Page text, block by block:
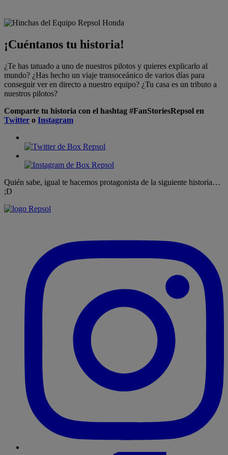
¡Cuéntanos tu historia!
¿Te has tatuado a uno de nuestros pilotos y quieres explicarlo al
mundo? ¿Has hecho un viaje transoceánico de varios días para
conseguir ver en directo a nuestro equipo? ¿Tu casa es un tributo a
nuestros pilotos?
Comparte tu historia con el hashtag #FanStoriesRepsol en
Twitter o Instagram
Quién sabe, igual te hacemos protagonista de la siguiente historia…
;D